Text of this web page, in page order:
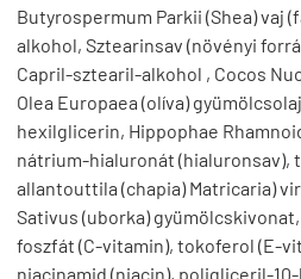
Butyrospermum Parkii (Shea) vaj
alkohol, Sztearinsav (növényi
Capril-sztearil-alkohol , Cocos
Olea Europaea (olíva)
hexilglicerin, Hippophae
nátrium-hialuronát (hialuronsav),
allantouttila (chapia) Matricaria)
Sativus (uborka)
foszfát (C-vitamin), tokoferol (E-
niacinamid (niacin), poligliceril-